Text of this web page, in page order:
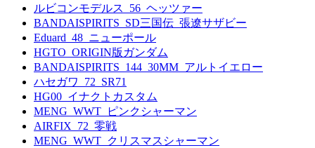
ルビコンモデルス_56_ヘッツァー
BANDAISPIRITS_SD三国伝_張遼サザビー
Eduard_48_ニューポール
HGTO_ORIGIN版ガンダム
BANDAISPIRITS_144_30MM_アルトイエロー
ハセガワ_72_SR71
HG00_イナクトカスタム
MENG_WWT_ピンクシャーマン
AIRFIX_72_零戦
MENG_WWT_クリスマスシャーマン